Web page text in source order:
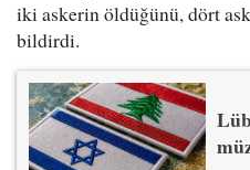
iki askerin öldüğünü, dört
bildirdi.